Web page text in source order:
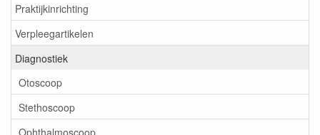
Praktijkinrichting
Verpleegartikelen
Diagnostiek
Otoscoop
Stethoscoop
Ophthalmoscoop